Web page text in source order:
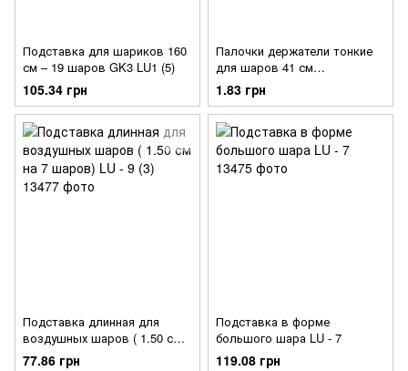
Подставка для шариков 160
см – 19 шаров GK3 LU1 (5)
105.34 грн
Палочки держатели тонкие
для шаров 41 см
фиолетовые
1.83 грн
Подставка длинная для
воздушных шаров ( 1.50 см
на 7 шаров) LU - 9 (3)
77.86 грн
Подставка в форме
большого шара LU - 7
119.08 грн